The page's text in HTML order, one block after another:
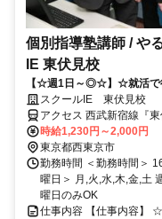
個別指導塾講師 / や
IE 東伏見校
【☆週1日～◎☆】☆就活で
に働ける！！
スクールIE 東伏見校
アクセス 西武新宿線『
時給1,230円～2,000円
東京都西東京市
勤務時間 ＜勤務時間＞
曜日＞ 月,火,水,木,金,土
曜日のみOK
仕事内容 【仕事内容】